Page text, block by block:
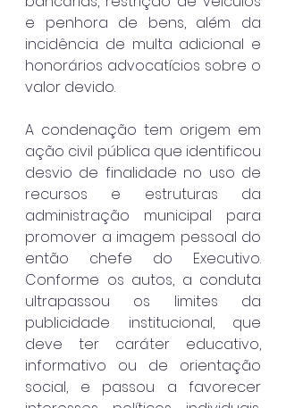
e penhora de bens, além da
incidência de multa adicional e
honorários advocatícios sobre o
valor devido.
A condenação tem origem em
ação civil pública que identificou
desvio de finalidade no uso de
recursos e estruturas da
administração municipal para
promover a imagem pessoal do
então chefe do Executivo.
Conforme os autos, a conduta
ultrapassou os limites da
publicidade institucional, que
deve ter caráter educativo,
informativo ou de orientação
social, e passou a favorecer